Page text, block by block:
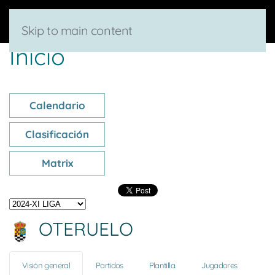
Skip to main content
Inicio
Calendario
Clasificación
Matrix
OTERUELO
Visión general Partidos Plantilla. Jugadores